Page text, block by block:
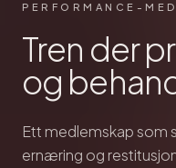
PERFORMANCE-
Tren der
og
Ett medlemskap som
ernæring og